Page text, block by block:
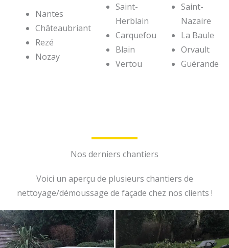
Nantes
Châteaubriant
Rezé
Nozay
Saint-
Herblain
Carquefou
Blain
Vertou
Saint-
Nazaire
La Baule
Orvault
Guérande
Nos derniers chantiers
Voici un aperçu de plusieurs chantiers de
nettoyage/démoussage de façade chez nos clients !